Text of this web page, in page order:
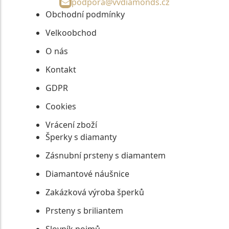
Obchodní podmínky
Velkoobchod
O nás
Kontakt
GDPR
Cookies
Vrácení zboží
Šperky s diamanty
Zásnubní prsteny s diamantem
Diamantové náušnice
Zakázková výroba šperků
Prsteny s briliantem